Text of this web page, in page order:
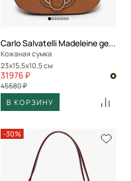
Carlo Salvatelli Madeleine gemma
Кожаная сумка
23x15,5x10,5 см
31976 ₽
45680 ₽
В КОРЗИНУ
-30%